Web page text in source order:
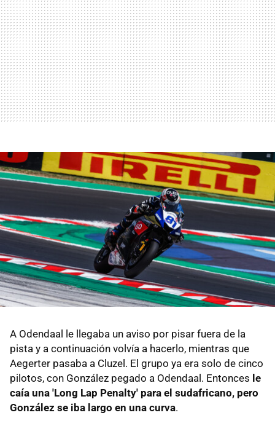
A Odendaal le llegaba un aviso por pisar fuera de la
pista y a continuación volvía a hacerlo, mientras que
Aegerter pasaba a Cluzel. El grupo ya era solo de cinco
pilotos, con González pegado a Odendaal. Entonces le
caía una 'Long Lap Penalty' para el sudafricano, pero
González se iba largo en una curva.